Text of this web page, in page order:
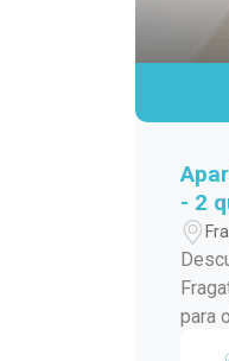
- 2
para